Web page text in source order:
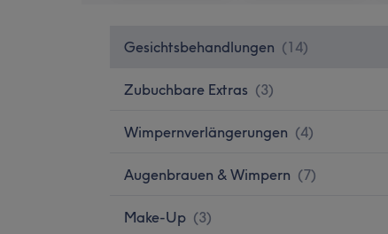
Gesichtsbehandlungen (14)
Zubuchbare Extras (3)
Wimpernverlängerungen (4)
Augenbrauen & Wimpern (7)
Make-Up (3)